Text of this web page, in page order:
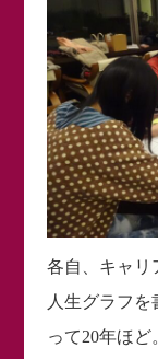
各自、キャリ
人生グラフ
って20年ほ